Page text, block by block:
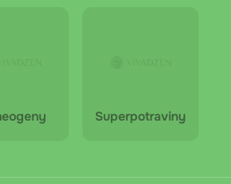
Superpotraviny